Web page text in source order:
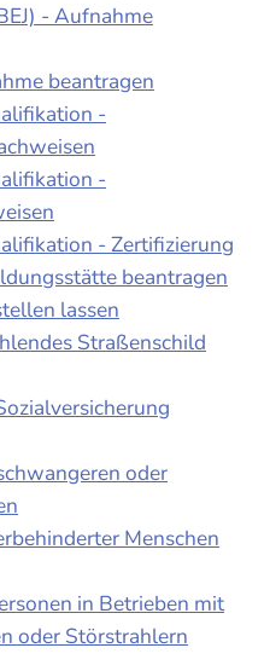
- Aufnahme
beantragen
-
-
- Zertifizierung
beantragen
lassen
Straßenschild
oder
Menschen
in Betrieben mit
oder Störstrahlern